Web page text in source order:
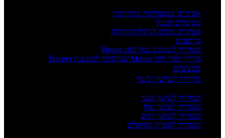
אביזרים בטכנולוגיה מתקדמת
סט כלים למנגל
אביזרים וכלים לניקיון ותחזוקה
סרטונים
המדריך לשימוש במד חום Meater
מדריך למד חום Meater שמתחבר למעשנה Traeger
מבצעים
מדריך לעישון בשר
המדריך לעישון בשר
המדריך לעישון עוף
המדריך לעישון דגים
המדריך לסטייק המושלם